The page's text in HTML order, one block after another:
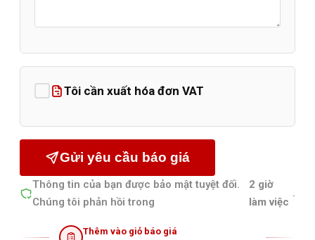
Tôi cần xuất hóa đơn VAT
Gửi yêu cầu báo giá
Thông tin của bạn được bảo mật tuyệt đối.
Chúng tôi phản hồi trong
2 giờ
làm việc
.
Thêm vào giỏ báo giá